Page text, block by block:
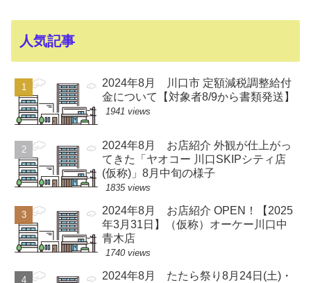
人気記事
2024年8月 川口市 定額減税調整給付
金について【対象者8/9から書類発送】
1941 views
2024年8月 お店紹介 外観が仕上がっ
てきた「ヤオコー 川口SKIPシティ店
(仮称)」8月中旬の様子
1835 views
2024年8月 お店紹介 OPEN！【2025
年3月31日】（仮称）オーケー川口中
青木店
1740 views
2024年8月 たたら祭り8月24日(土)・